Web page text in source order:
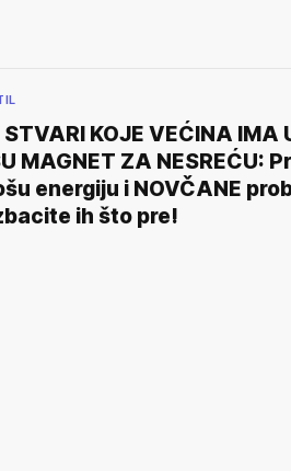
STVARI KOJE VEĆINA IMA
MAGNET ZA NESREĆU:
energiju i NOVČANE
ih što pre!